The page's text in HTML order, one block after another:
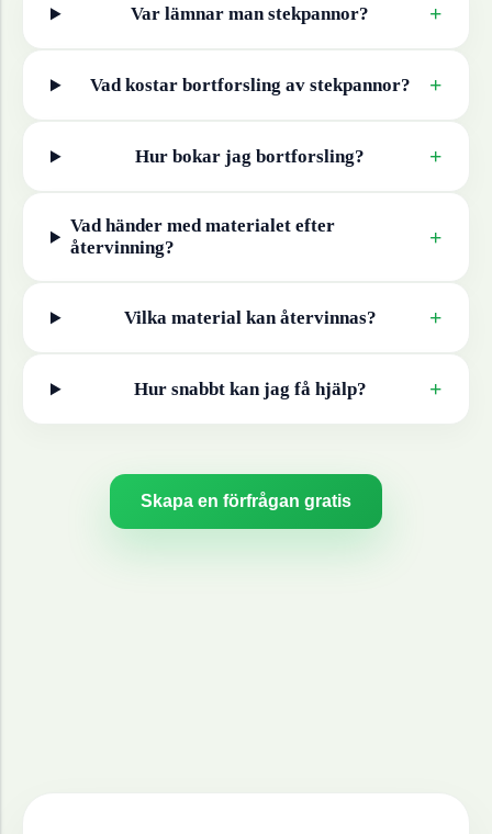
Var lämnar man stekpannor? +
Vad kostar bortforsling av stekpannor? +
Hur bokar jag bortforsling? +
Vad händer med materialet efter
återvinning?
+
Vilka material kan återvinnas? +
Hur snabbt kan jag få hjälp? +
Skapa en förfrågan gratis